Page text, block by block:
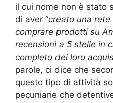
il cui nome non è stato
di aver “creato una
comprare prodotti su
recensioni a 5 stelle in
completo dei loro
parole, ci dice che
questo tipo di attività
pecuniarie che